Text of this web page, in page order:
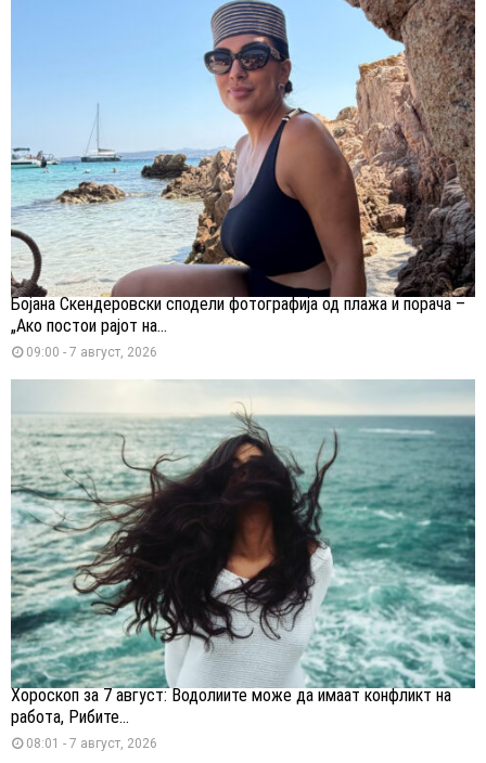
Бојана Скендеровски сподели фотографија од плажа и порача –
„Ако постои рајот на...
09:00 - 7 август, 2026
Хороскоп за 7 август: Водолиите може да имаат конфликт на
работа, Рибите...
08:01 - 7 август, 2026